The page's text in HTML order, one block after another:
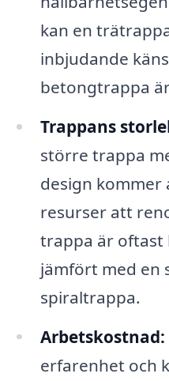
kan en
inbjudande
betongtrappa
Trappans
större trappa
design kommer
resurser att
trappa är oftast
jämfört med en
spiraltrappa.
Arbetskostnad:
erfarenhet och